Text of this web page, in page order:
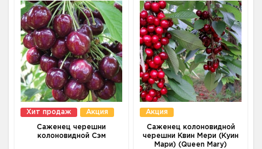
Хит продаж Акция
Саженец черешни
колоновидной Сэм
Акция
Саженец колоновидной
черешни Квин Мери (Куин
Мари) (Queen Mary)